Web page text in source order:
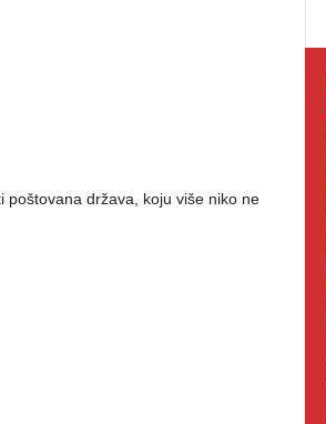
poštovana država, koju više niko ne